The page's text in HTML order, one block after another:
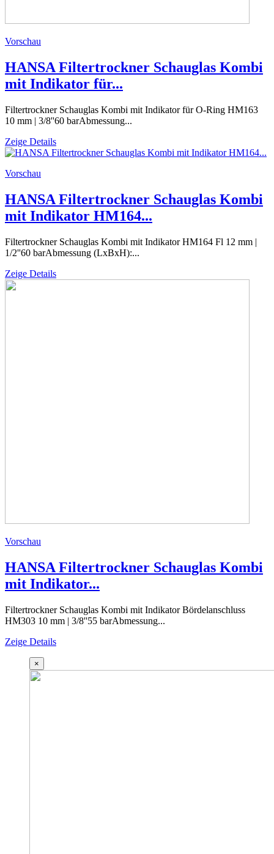
Vorschau
HANSA Filtertrockner Schauglas Kombi
mit Indikator für...
Filtertrockner Schauglas Kombi mit Indikator für O-Ring HM163
10 mm | 3/8''60 barAbmessung...
Zeige Details
Vorschau
HANSA Filtertrockner Schauglas Kombi
mit Indikator HM164...
Filtertrockner Schauglas Kombi mit Indikator HM164 Fl 12 mm |
1/2''60 barAbmessung (LxBxH):...
Zeige Details
Vorschau
HANSA Filtertrockner Schauglas Kombi
mit Indikator...
Filtertrockner Schauglas Kombi mit Indikator Bördelanschluss
HM303 10 mm | 3/8''55 barAbmessung...
Zeige Details
×